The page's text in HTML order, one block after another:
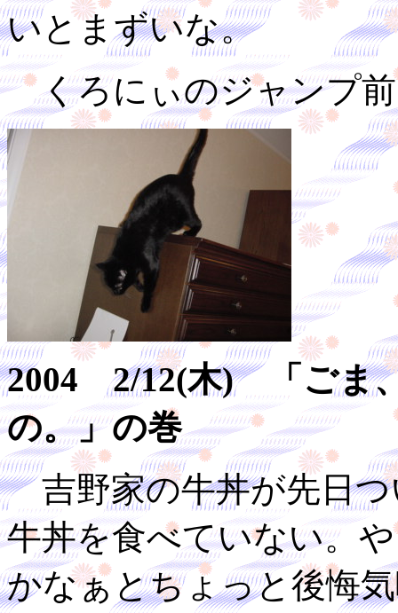
いとまずいな。
くろにぃのジャンプ
2004 2/12(木) 「ごま
の。」の巻
吉野家の牛丼が先日つ
牛丼を食べていない。
かなぁとちょっと後悔